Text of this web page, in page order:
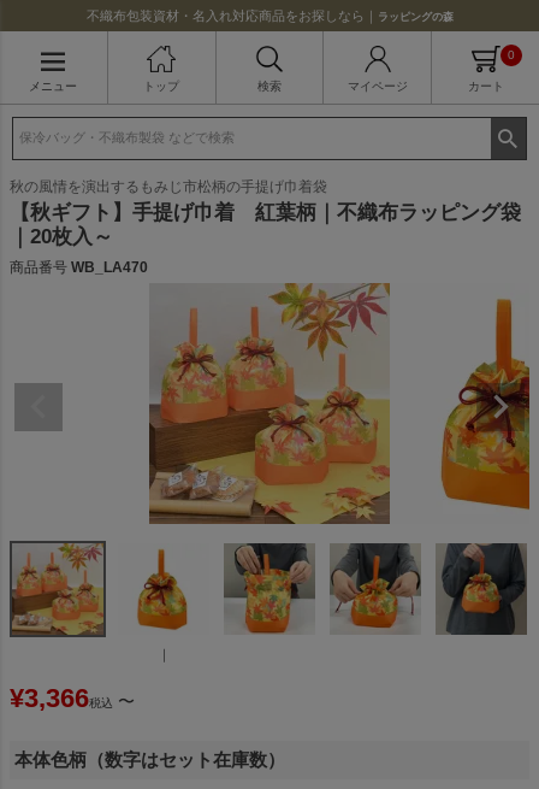
不織布包装資材・名入れ対応商品をお探しなら｜ ラッピングの森
メニュー トップ 検索 マイページ カート
0
秋の風情を演出するもみじ市松柄の手提げ巾着袋
【秋ギフト】手提げ巾着 紅葉柄｜不織布ラッピング袋
｜20枚入～
商品番号 WB_LA470
¥3,366税込 〜
本体色柄（数字はセット在庫数）